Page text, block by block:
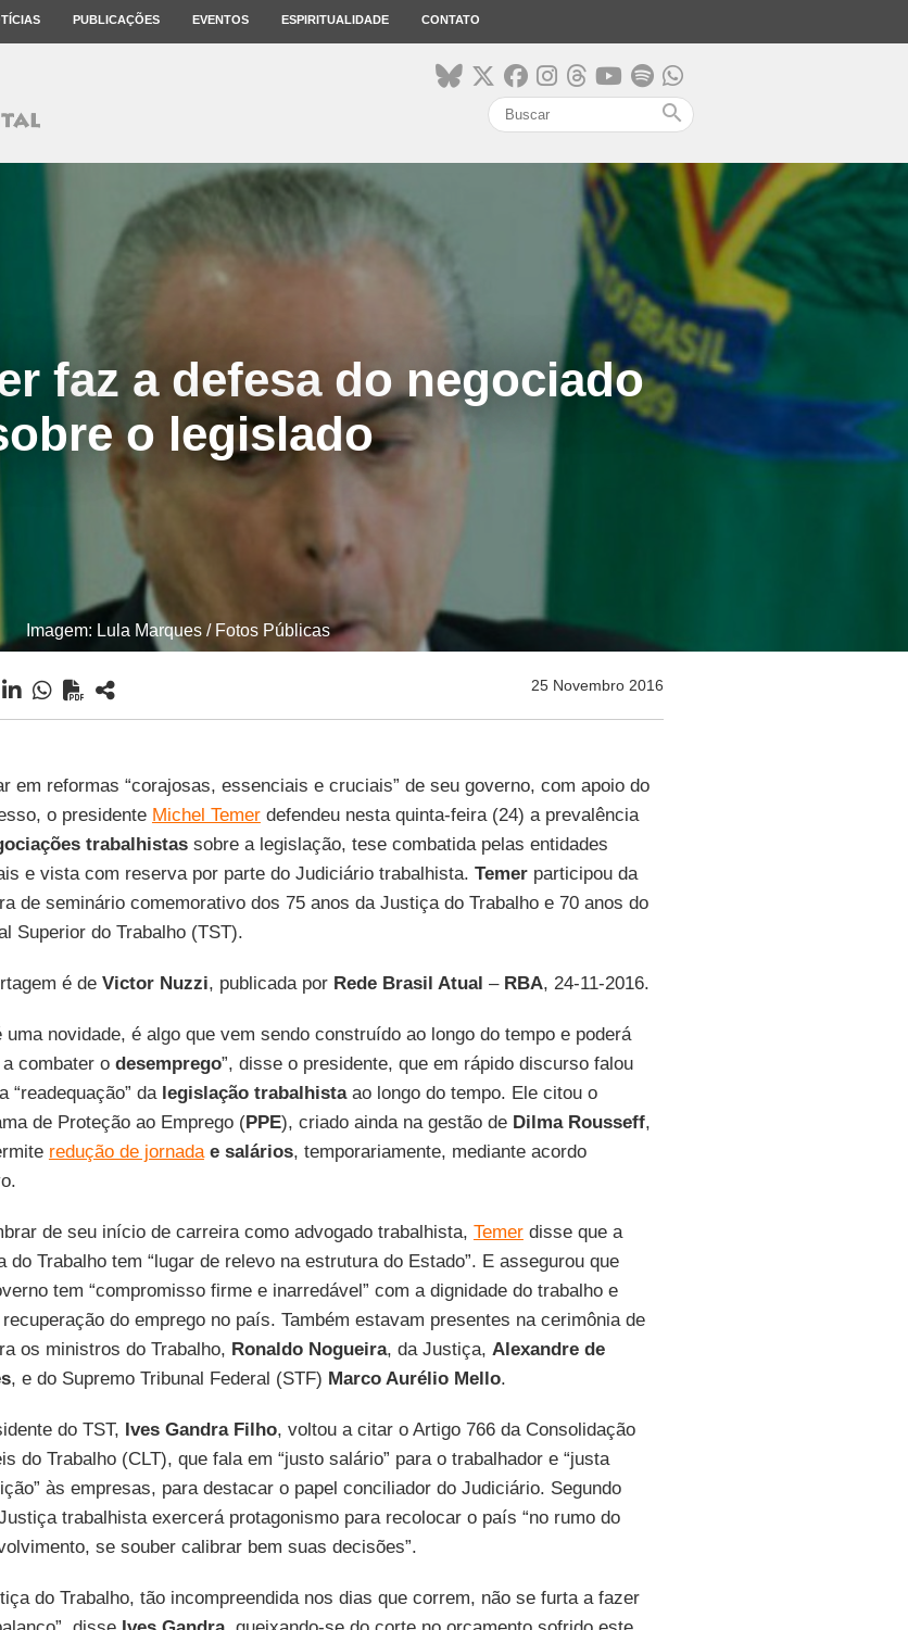
PUBLICAÇÕES EVENTOS ESPIRITUALIDADE CONTATO
search
faz a defesa do negociado
o legislado
Imagem: Lula Marques / Fotos Públicas
25 Novembro 2016
em reformas “corajosas, essenciais e cruciais” de seu governo, com apoio do
o presidente Michel Temerdefendeu nesta quinta-feira (24) a prevalência
trabalhistassobre a legislação, tese combatida pelas entidades
e vista com reserva por parte do Judiciário trabalhista. Temerparticipou da
de seminário comemorativo dos 75 anos da Justiça do Trabalho e 70 anos do
Superior do Trabalho (TST).
é de Victor Nuzzi, publicada por Rede Brasil Atual – RBA, 24-11-2016.
uma novidade, é algo que vem sendo construído ao longo do tempo e poderá
combater o desemprego”, disse o presidente, que em rápido discurso falou
“readequação” da legislação trabalhistaao longo do tempo. Ele citou o
de Proteção ao Emprego (PPE), criado ainda na gestão de Dilma Rousseff,
redução de jornadae salários, temporariamente, mediante acordo
de seu início de carreira como advogado trabalhista, Temerdisse que a
do Trabalho tem “lugar de relevo na estrutura do Estado”. E assegurou que
tem “compromisso firme e inarredável” com a dignidade do trabalho e
do emprego no país. Também estavam presentes na cerimônia de
os ministros do Trabalho, Ronaldo Nogueira, da Justiça, Alexandre de
, e do Supremo Tribunal Federal (STF) Marco Aurélio Mello.
do TST, Ives Gandra Filho, voltou a citar o Artigo 766 da Consolidação
do Trabalho (CLT), que fala em “justo salário” para o trabalhador e “justa
às empresas, para destacar o papel conciliador do Judiciário. Segundo
trabalhista exercerá protagonismo para recolocar o país “no rumo do
se souber calibrar bem suas decisões”.
do Trabalho, tão incompreendida nos dias que correm, não se furta a fazer